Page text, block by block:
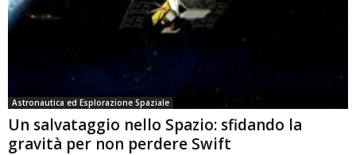
Astronautica ed Esplorazione Spaziale
Un salvataggio nello Spazio: sfidando la
gravità per non perdere Swift